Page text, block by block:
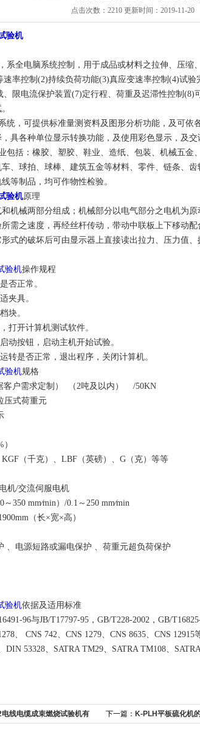
点击次数：2210 更新时间：2019-11-20
验机
系全电脑系统控制，用于成品或材料之拉伸、压
速率控制(2)持续负荷功能(3)真应变速率控制(4)试
、限电流保护装置(7)定行程、荷重及迟滞性控制(8)
统，可提供标准量测资料及图形分析功能，及可依
具各种单位显示转换功能，及使用彩色显示，及交
包括：橡胶、塑胶、鞋业、造纸、包装、机械五金
、球拍、球棒、建筑五金等材料、零件、链条、
等制品，均可作物性检验。
验机原理
机械两部分组成；机械部分以电气部分之电机为
需之速度，再经丝杆传动，带动中联板上下移动
式的破坏后可由显示器上直接读出拉力、压力值
验机操作规程
否正常。
夹具。
块。
打开计算机测试软件。
动按钮，启动主机开始试验。
转是否正常，退出程序，关闭计算机。
验机规格
客户需求定制） （2吨及以内） /50KN
压式荷重元
（千克）、LBF（英磅）、G（克）等等
机/交流伺服电机
350 mm∕min）/0.1～250 mm∕min
（长×宽×高）
、电源短路或漏电保护 、荷重元超负荷保护
验机依据及适用标准
96与JB/T17797-95，GB/T228-2002，GB/
、 CNS 742、CNS 1279、CNS 8635、CNS
DIN 53328、SATRA TM29、SATRA TM108、
线电缆成束燃烧试验机有 下一篇： K-PLH平板硫化机